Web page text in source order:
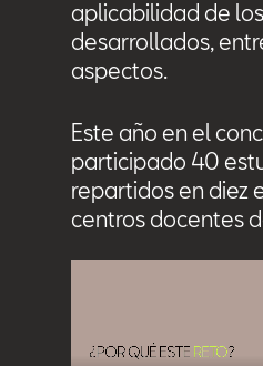
aplicabilidad de
desarrollados,
aspectos.
Este año en el
participado 40
repartidos en diez
centros docentes